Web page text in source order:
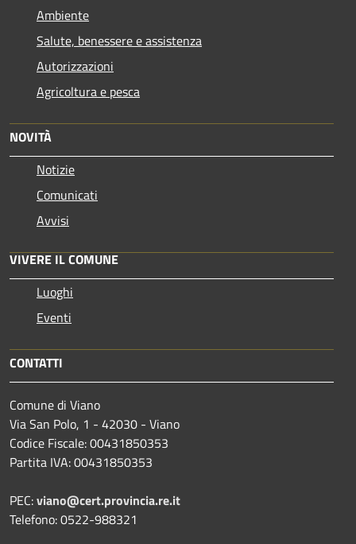
Ambiente
Salute, benessere e assistenza
Autorizzazioni
Agricoltura e pesca
NOVITÀ
Notizie
Comunicati
Avvisi
VIVERE IL COMUNE
Luoghi
Eventi
CONTATTI
Comune di Viano
Via San Polo, 1 - 42030 - Viano
Codice Fiscale: 00431850353
Partita IVA: 00431850353
PEC:viano@cert.provincia.re.it
Telefono: 0522-988321